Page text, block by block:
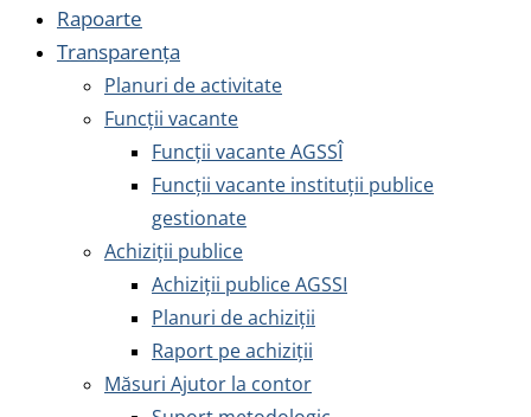
Rapoarte
Transparența
Planuri de activitate
Funcții vacante
Funcții vacante AGSSÎ
Funcții vacante instituții publice
gestionate
Achiziţii publice
Achiziţii publice AGSSI
Planuri de achiziții
Raport pe achiziții
Măsuri Ajutor la contor